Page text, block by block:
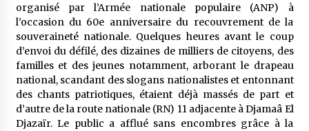
Le bouc de l’Au-delà
5 ans ago
Le monstrueux vieillard (Un récit du Sud
algérien)
5 ans ago
organisé par l’Armée nationale populaire (ANP) à
l’occasion du 60e anniversaire du recouvrement de la
souveraineté nationale. Quelques heures avant le coup
d’envoi du défilé, des dizaines de milliers de citoyens, des
familles et des jeunes notamment, arborant le drapeau
national, scandant des slogans nationalistes et entonnant
des chants patriotiques, étaient déjà massés de part et
d’autre de la route nationale (RN) 11 adjacente à Djamaâ El
Djazaïr. Le public a afflué sans encombres grâce à la